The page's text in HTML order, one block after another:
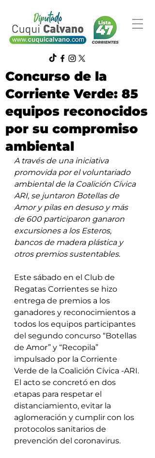
Concurso de la
Corriente Verde: 85
equipos reconocidos
por su compromiso
ambiental
A través de una iniciativa
promovida por el voluntariado
ambiental de la Coalición Cívica
ARI, se juntaron Botellas de
Amor y pilas en desuso y más
de 600 participaron ganaron
excursiones a los Esteros,
bancos de madera plástica y
otros premios sustentables.
Este sábado en el Club de
Regatas Corrientes se hizo
entrega de premios a los
ganadores y reconocimientos a
todos los equipos participantes
del segundo concurso “Botellas
de Amor” y “Recopila”
impulsado por la Corriente
Verde de la Coalición Cívica -ARI.
El acto se concretó en dos
etapas para respetar el
distanciamiento, evitar la
aglomeración y cumplir con los
protocolos sanitarios de
prevención del coronavirus.